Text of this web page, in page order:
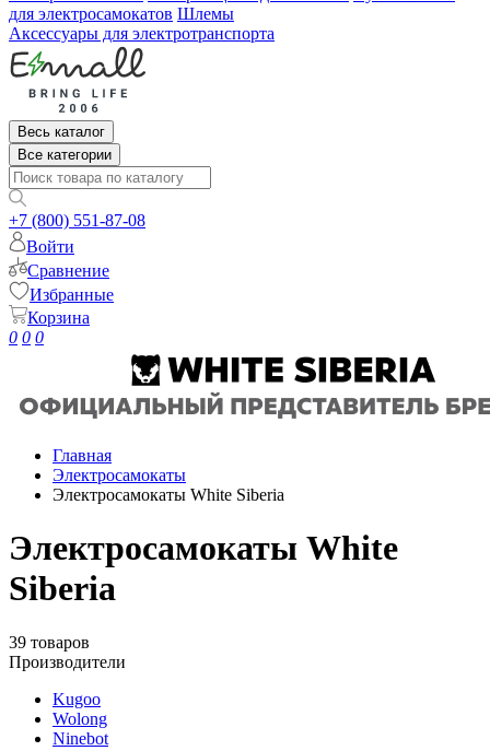
для электросамокатов Шлемы
Аксессуары для электротранспорта
Весь каталог
Все категории
+7 (800) 551-87-08
Войти
Сравнение
Избранные
Корзина
0 0 0
Главная
Электросамокаты
Электросамокаты White Siberia
Электросамокаты White
Siberia
39 товаров
Производители
Kugoo
Wolong
Ninebot